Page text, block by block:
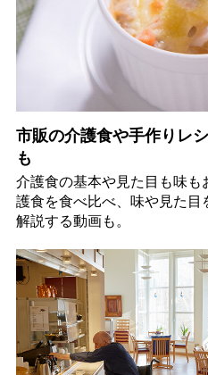
市販の介護食や手作りレ
も
介護食の基本や見た目も味も
護食を食べ比べ、味や見た目
解説する動画も。